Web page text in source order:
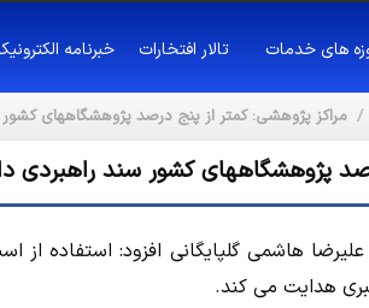
های خدمات تالار افتخارات خبرنامه
مراکز پژوهشی: کمتر از پنج درصد پژوهشگاههای کشور
پژوهشگاههای کشور سند راهبردی
هاشمی گلپایگانی افزود: استفاده از